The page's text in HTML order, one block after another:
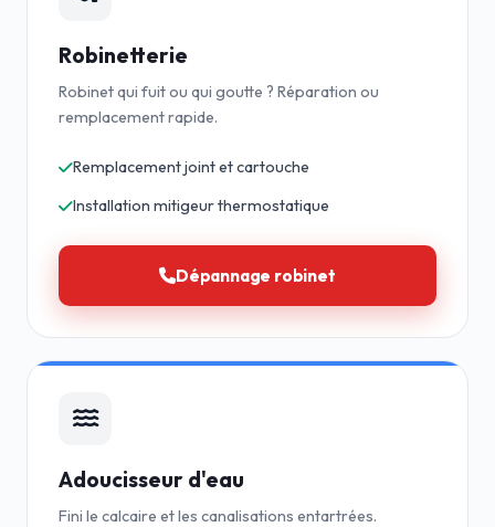
Robinetterie
Robinet qui fuit ou qui goutte ? Réparation ou
remplacement rapide.
Remplacement joint et cartouche
Installation mitigeur thermostatique
Dépannage robinet
Adoucisseur d'eau
Fini le calcaire et les canalisations entartrées.